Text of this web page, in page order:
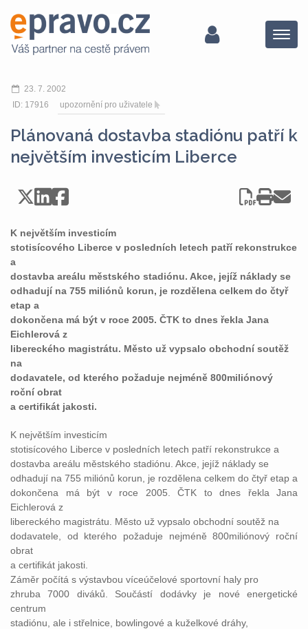
Menu
23. 7. 2002
ID: 17916
upozornění pro uživatele
Plánovaná dostavba stadiónu patří k
největším investicím Liberce
K největším investicím
stotisícového Liberce v posledních letech patří rekonstrukce
a
dostavba areálu městského stadiónu. Akce, jejíž náklady se
odhadují na 755 miliónů korun, je rozdělena celkem do čtyř
etap a
dokončena má být v roce 2005. ČTK to dnes řekla Jana
Eichlerová z
libereckého magistrátu. Město už vypsalo obchodní soutěž
na
dodavatele, od kterého požaduje nejméně 800miliónový
roční obrat
a certifikát jakosti.
K největším investicím
stotisícového Liberce v posledních letech patří rekonstrukce a
dostavba areálu městského stadiónu. Akce, jejíž náklady se
odhadují na 755 miliónů korun, je rozdělena celkem do čtyř etap a
dokončena má být v roce 2005. ČTK to dnes řekla Jana
Eichlerová z
libereckého magistrátu. Město už vypsalo obchodní soutěž na
dodavatele, od kterého požaduje nejméně 800miliónový roční
obrat
a certifikát jakosti.
Záměr počítá s výstavbou víceúčelové sportovní haly pro
zhruba 7000 diváků. Součástí dodávky je nové energetické
centrum
stadiónu, ale i střelnice, bowlingové a kuželkové dráhy,